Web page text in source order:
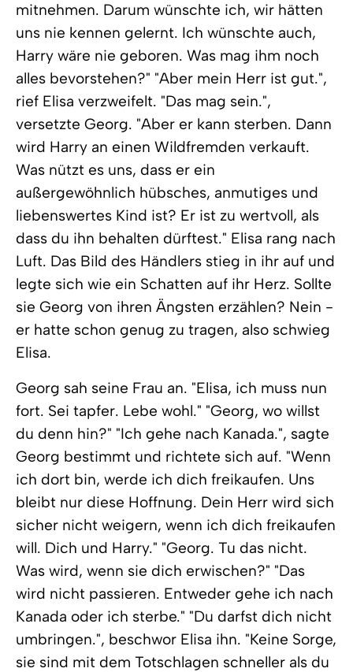
mitnehmen. Darum wünschte ich, wir hätten
uns nie kennen gelernt. Ich wünschte auch,
Harry wäre nie geboren. Was mag ihm noch
alles bevorstehen?" "Aber mein Herr ist gut.",
rief Elisa verzweifelt. "Das mag sein.",
versetzte Georg. "Aber er kann sterben. Dann
wird Harry an einen Wildfremden verkauft.
Was nützt es uns, dass er ein
außergewöhnlich hübsches, anmutiges und
liebenswertes Kind ist? Er ist zu wertvoll, als
dass du ihn behalten dürftest." Elisa rang nach
Luft. Das Bild des Händlers stieg in ihr auf und
legte sich wie ein Schatten auf ihr Herz. Sollte
sie Georg von ihren Ängsten erzählen? Nein -
er hatte schon genug zu tragen, also schwieg
Elisa.
Georg sah seine Frau an. "Elisa, ich muss nun
fort. Sei tapfer. Lebe wohl." "Georg, wo willst
du denn hin?" "Ich gehe nach Kanada.", sagte
Georg bestimmt und richtete sich auf. "Wenn
ich dort bin, werde ich dich freikaufen. Uns
bleibt nur diese Hoffnung. Dein Herr wird sich
sicher nicht weigern, wenn ich dich freikaufen
will. Dich und Harry." "Georg. Tu das nicht.
Was wird, wenn sie dich erwischen?" "Das
wird nicht passieren. Entweder gehe ich nach
Kanada oder ich sterbe." "Du darfst dich nicht
umbringen.", beschwor Elisa ihn. "Keine Sorge,
sie sind mit dem Totschlagen schneller als du